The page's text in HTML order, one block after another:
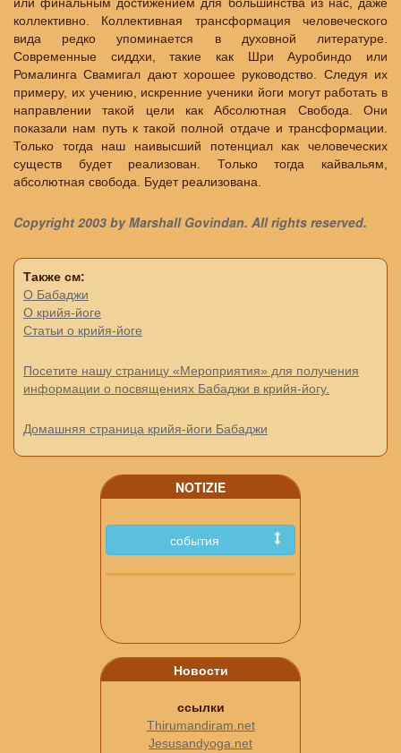
или финальным достижением для большинства из нас, даже
коллективно. Коллективная трансформация человеческого
вида редко упоминается в духовной литературе.
Современные сиддхи, такие как Шри Ауробиндо или
Ромалинга Свамигал дают хорошее руководство. Следуя их
примеру, их учению, искренние ученики йоги могут работать в
направлении такой цели как Абсолютная Свобода. Они
показали нам путь к такой полной отдаче и трансформации.
Только тогда наш наивысший потенциал как человеческих
существ будет реализован. Только тогда кайвальям,
абсолютная свобода. Будет реализована.
Copyright 2003 by Marshall Govindan. All rights reserved.
Также см:
О Бабаджи
О крийя-йоге
Статьи о крийя-йоге
Посетите нашу страницу «Мероприятия» для получения
информации о посвящениях Бабаджи в крийя-йогу.
Домашняя страница крийя-йоги Бабаджи
NOTIZIE
события
Новости
ссылки
Thirumandiram.net
Jesusandyoga.net